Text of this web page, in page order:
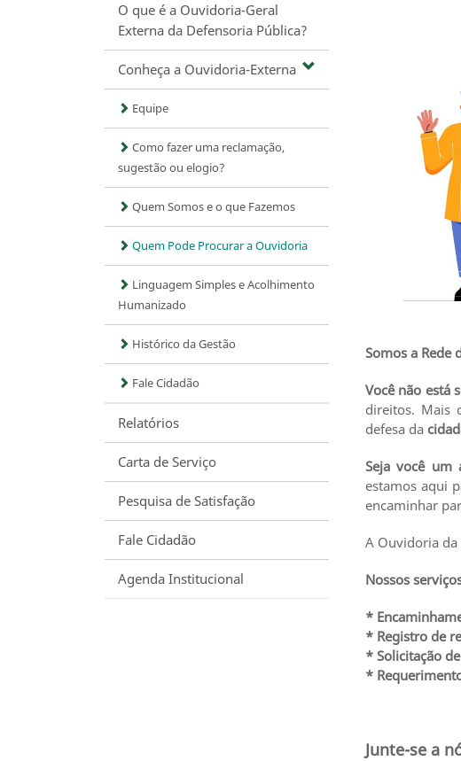
O que é a Ouvidoria-Geral
Externa da Defensoria Pública?
Conheça a Ouvidoria-Externa
Equipe
Como fazer uma reclamação,
sugestão ou elogio?
Quem Somos e o que Fazemos
Quem Pode Procurar a Ouvidoria
Linguagem Simples e Acolhimento
Humanizado
Histórico da Gestão
Fale Cidadão
Relatórios
Carta de Serviço
Pesquisa de Satisfação
Fale Cidadão
Agenda Institucional
Somos a Rede
Você não está
direitos. Mais
defesa da
Seja você um
estamos aqui
encaminhar
A Ouvidoria da
Nossos
*
* Registro de
* Solicitação
*
Junte-se a